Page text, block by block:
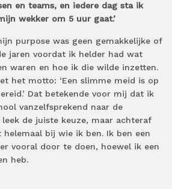
en teams, en iedere dag sta ik
wekker om 5 uur gaat.’
purpose was geen gemakkelijke of
jaren voordat ik helder had wat
waren en hoe ik die wilde inzetten.
het motto: ‘Een slimme meid is op
Dat betekende voor mij dat ik
vanzelfsprekend naar de
de juiste keuze, maar achteraf
bij wie ik ben. Ik ben een
vooral door te doen, hoewel ik een
heb.